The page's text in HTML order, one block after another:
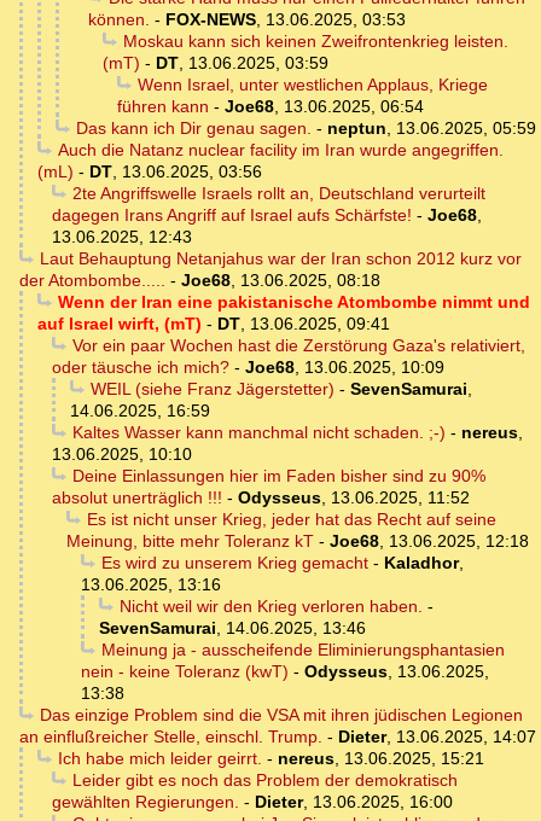
können. - FOX-NEWS 13.06.2025, 03:53
Moskau kann sich keinen Zweifrontenkrieg leisten.
(mT) - DT 13.06.2025, 03:59
Wenn Israel, unter westlichen Applaus, Kriege
führen kann - Joe68 13.06.2025, 06:54
Das kann ich Dir genau sagen. - neptun
13.06.2025, 05:59
Auch die Natanz nuclear facility im Iran wurde angegriffen.
(mL) - DT 13.06.2025, 03:56
2te Angriffswelle Israels rollt an, Deutschland verurteilt
dagegen Irans Angriff auf Israel aufs Schärfste! - Joe68
13.06.2025, 12:43
Laut Behauptung Netanjahus war der Iran schon 2012 kurz vor
der Atombombe.....
- Joe68 13.06.2025, 08:18
Wenn der Iran eine pakistanische Atombombe nimmt und
auf Israel wirft, (mT) - DT 13.06.2025, 09:41
Vor ein paar Wochen hast die Zerstörung Gaza's relativiert,
oder täusche ich mich? - Joe68 13.06.2025, 10:09
WEIL (siehe Franz Jägerstetter) - SevenSamurai
14.06.2025, 16:59
Kaltes Wasser kann manchmal nicht schaden. ;-) - nereus,
13.06.2025, 10:10
Deine Einlassungen hier im Faden bisher sind zu 90%
absolut unerträglich !!! - Odysseus 13.06.2025, 11:52
Es ist nicht unser Krieg, jeder hat das Recht auf seine
Meinung, bitte mehr Toleranz kT - Joe68 13.06.2025, 12:18
Es wird zu unserem Krieg gemacht- Kaladhor,
13.06.2025, 13:16
Nicht weil wir den Krieg verloren haben. -
SevenSamurai
14.06.2025, 13:46
Meinung ja - ausscheifende Eliminierungsphantasien
nein - keine Toleranz (kwT) - Odysseus 13.06.2025,
13:38
Das einzige Problem sind die VSA mit ihren jüdischen Legionen
an einflußreicher Stelle, einschl. Trump. - Dieter, 13.06.2025, 14:07
Ich habe mich leider geirrt. - nereus, 13.06.2025, 15:21
Leider gibt es noch das Problem der demokratisch
gewählten Regierungen. - Dieter, 13.06.2025, 16:00